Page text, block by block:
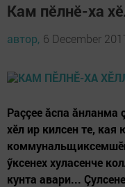
Кам пӗлнӗ-ха
автор, 6 December
Раççее ăспа ăнланма
хӗл ир килсен те, кая
ӳксенех хуласенче
кунта авари...